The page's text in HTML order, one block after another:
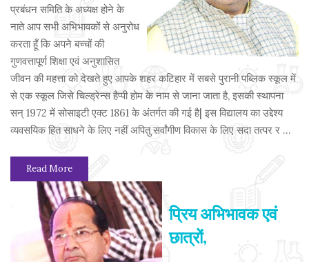
प्रबंधन समिति के अध्यक्ष होने के
नाते आप सभी अभिभावकों से अनुरोध
करता हूँ कि अपने बच्चों की
गुणवत्तापूर्ण शिक्षा एवं अनुशासित
जीवन की महत्ता को देखते हुए आपके शहर कटिहार में सबसे पुरानी पब्लिक स्कूल में
से एक स्कूल जिसे चिल्ड्रेन्स हैप्पी होम के नाम से जाना जाता है, इसकी स्थापना
सन् 1972 में सोसाइटी एक्ट 1861 के अंतर्गत की गई है| इस विद्यालय का उद्देश्य
व्यवसयिक हित साधने के लिए नहीं अपितु सर्वांगीण विकास के लिए सदा तत्पर र ...
Read More
प्रिय अभिभावक एवं
छात्रों,